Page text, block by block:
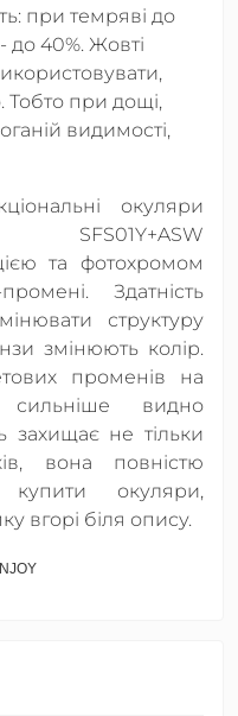
при темряві до
до 40%. Жовті
при дощі,
видимості,
окуляри
SFS01Y+ASW
та фотохромом
Здатність
структуру
змінюють колір.
променів на
видно
захищає не тільки
вона повністю
окуляри,
вгорі біля опису.